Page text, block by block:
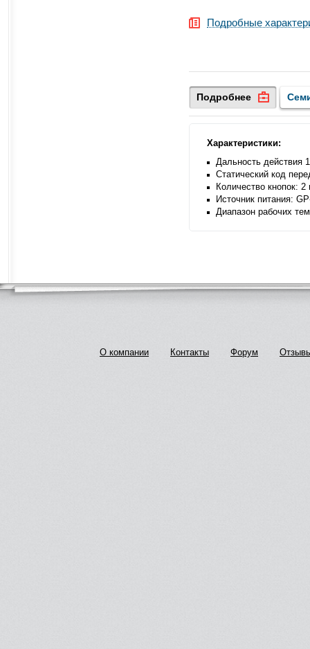
Подробные
Подробнее
Характеристики:
Дальность действия
Статический код
Количество кнопок: 2
Источник питания:
Диапазон рабочих
О компании Контакты Форум